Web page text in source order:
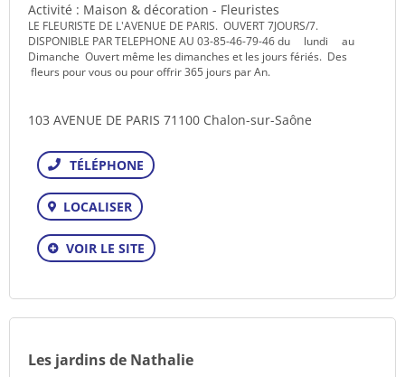
Activité : Maison & décoration - Fleuristes
LE FLEURISTE DE L'AVENUE DE PARIS. OUVERT 7JOURS/7.
DISPONIBLE PAR TELEPHONE AU 03-85-46-79-46 du lundi au
Dimanche Ouvert même les dimanches et les jours fériés. Des
fleurs pour vous ou pour offrir 365 jours par An.
103 AVENUE DE PARIS 71100 Chalon-sur-Saône
Téléphone
LOCALISER
VOIR LE SITE
Les jardins de Nathalie